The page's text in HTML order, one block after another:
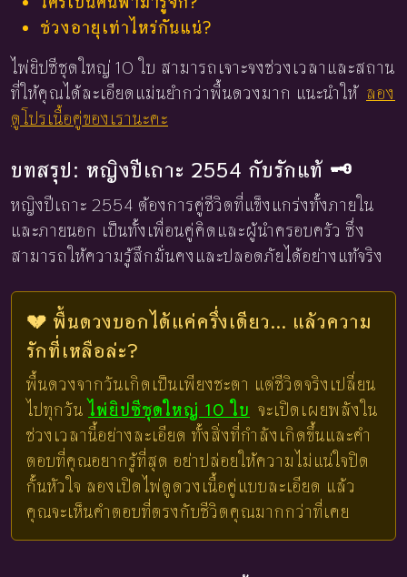
ช่วงอายุเท่าไหร่กันแน่?
ไพ่ยิปซีชุดใหญ่ 10 ใบ สามารถเจาะจงช่วงเวลาและสถาน
ที่ให้คุณได้ละเอียดแม่นยำกว่าพื้นดวงมาก แนะนำให้ ลอง
ดูโปรเนื้อคู่ของเรานะคะ
บทสรุป: หญิงปีเถาะ 2554 กับรักแท้ 🗝️
หญิงปีเถาะ 2554 ต้องการคู่ชีวิตที่แข็งแกร่งทั้งภายใน
และภายนอก เป็นทั้งเพื่อนคู่คิดและผู้นำครอบครัว ซึ่ง
สามารถให้ความรู้สึกมั่นคงและปลอดภัยได้อย่างแท้จริง
💔 พื้นดวงบอกได้แค่ครึ่งเดียว... แล้วความ
รักที่เหลือล่ะ?
พื้นดวงจากวันเกิดเป็นเพียงชะตา แต่ชีวิตจริงเปลี่ยน
ไปทุกวัน ไพ่ยิปซีชุดใหญ่ 10 ใบ จะเปิดเผยพลังใน
ช่วงเวลานี้อย่างละเอียด ทั้งสิ่งที่กำลังเกิดขึ้นและคำ
ตอบที่คุณอยากรู้ที่สุด อย่าปล่อยให้ความไม่แน่ใจปิด
กั้นหัวใจ ลองเปิดไพ่ดูดวงเนื้อคู่แบบละเอียด แล้ว
คุณจะเห็นคำตอบที่ตรงกับชีวิตคุณมากกว่าที่เคย